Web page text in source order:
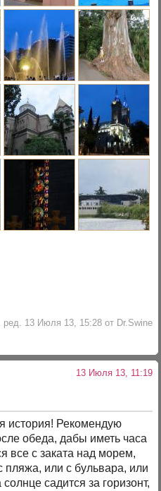
ред. 13 Июля 13, 15:28 от Dr.Swine
13 Июля 13, 11:19
история! Рекомендую
обеда, дабы иметь часа
все с заката над морем,
или с бульвара, или
садится за горизонт,